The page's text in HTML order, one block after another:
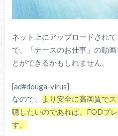
ネット上にアップロードされ
で、「ナースのお仕事」の動
とができるかもしれません。
[ad#douga-virus]
なので、
より安全に高画質で
聴したいのであれば、FODプ
す。